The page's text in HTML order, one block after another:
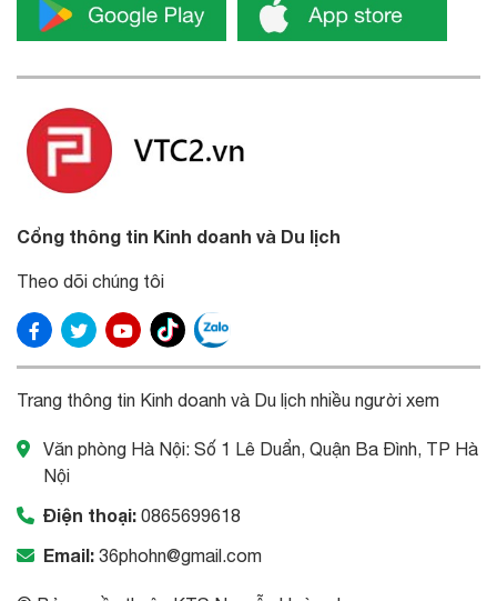
Cổng thông tin Kinh doanh và Du lịch
Theo dõi chúng tôi
Trang thông tin Kinh doanh và Du lịch nhiều người xem
Văn phòng Hà Nội: Số 1 Lê Duẩn, Quận Ba Đình, TP Hà
Nội
Điện thoại: 0865699618
Email: 36phohn@gmail.com